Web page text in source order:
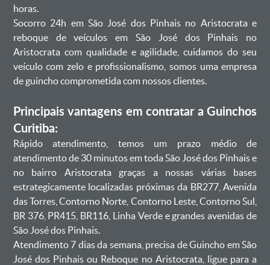
horas.
Socorro 24h em São José dos Pinhais no Aristocrata e
reboque de veículos em São José dos Pinhais no
Aristocrata com qualidade e agilidade, cuidamos do seu
veículo com zelo e profissionalismo, somos uma empresa
de guincho comprometida com nossos clientes.
Principais vantagens em contratar a Guinchos
Curitiba:
Rápido atendimento, temos um prazo médio de
atendimento de 30 minutos em toda São José dos Pinhais e
no bairro Aristocrata graças a nossas várias bases
estrategicamente localizadas próximas da BR277, Avenida
das Torres, Contorno Norte, Contorno Leste, Contorno Sul,
BR 376, PR415, BR116, Linha Verde e grandes avenidas de
São José dos Pinhais.
Atendimento 7 dias da semana, precisa de Guincho em São
José dos Pinhais ou Reboque no Aristocrata, ligue para a